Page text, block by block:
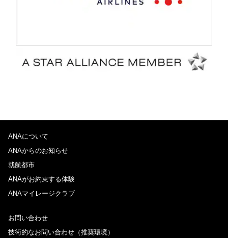
ANAについて
ANAからのお知らせ
就航都市
ANAがお約束する体験
ANAマイレージクラブ
お問い合わせ
技術的なお問い合わせ（推奨環境）